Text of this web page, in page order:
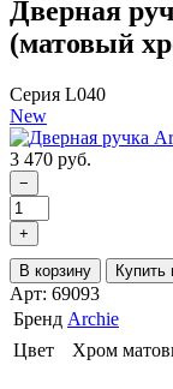
Дверная
(матовый
Серия L040
New
3 470 руб.
−
+
В корзину Купить
Арт: 69093
Бренд Archie
Цвет
Хром